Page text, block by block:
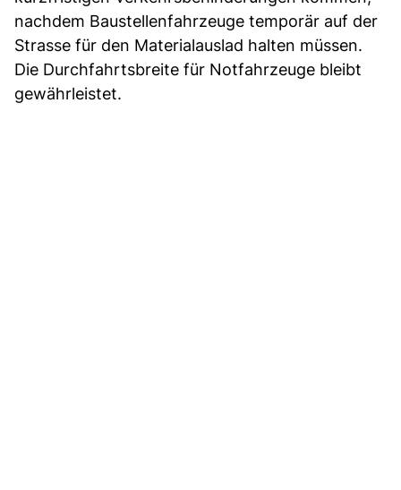
nachdem Baustellenfahrzeuge temporär auf der
Strasse für den Materialauslad halten müssen.
Die Durchfahrtsbreite für Notfahrzeuge bleibt
gewährleistet.